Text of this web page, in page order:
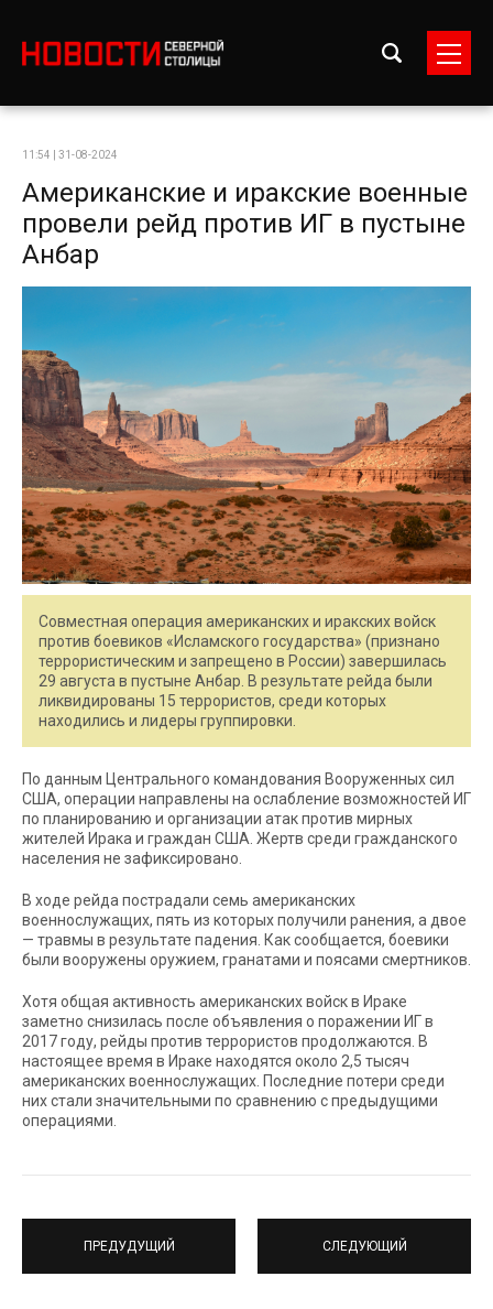
11:54 | 31-08-2024
Американские и иракские военные
провели рейд против ИГ в пустыне
Анбар
Совместная операция американских и иракских войск
против боевиков «Исламского государства» (признано
террористическим и запрещено в России) завершилась
29 августа в пустыне Анбар. В результате рейда были
ликвидированы 15 террористов, среди которых
находились и лидеры группировки.
По данным Центрального командования Вооруженных сил
США, операции направлены на ослабление возможностей ИГ
по планированию и организации атак против мирных
жителей Ирака и граждан США. Жертв среди гражданского
населения не зафиксировано.
В ходе рейда пострадали семь американских
военнослужащих, пять из которых получили ранения, а двое
— травмы в результате падения. Как сообщается, боевики
были вооружены оружием, гранатами и поясами смертников.
Хотя общая активность американских войск в Ираке
заметно снизилась после объявления о поражении ИГ в
2017 году, рейды против террористов продолжаются. В
настоящее время в Ираке находятся около 2,5 тысяч
американских военнослужащих. Последние потери среди
них стали значительными по сравнению с предыдущими
операциями.
ПРЕДУДУЩИЙ СЛЕДУЮЩИЙ